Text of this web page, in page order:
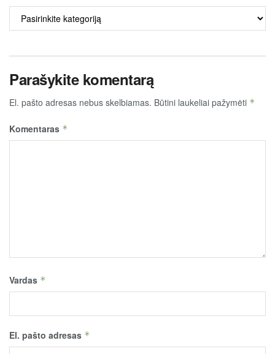
TURINYS
Parašykite komentarą
El. pašto adresas nebus skelbiamas. Būtini laukeliai pažymėti *
Komentaras *
Vardas *
El. pašto adresas *